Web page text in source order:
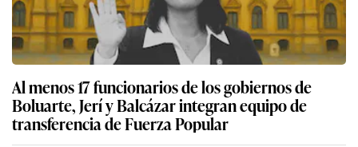
Al menos 17 funcionarios de los gobiernos de
Boluarte, Jerí y Balcázar integran equipo de
transferencia de Fuerza Popular